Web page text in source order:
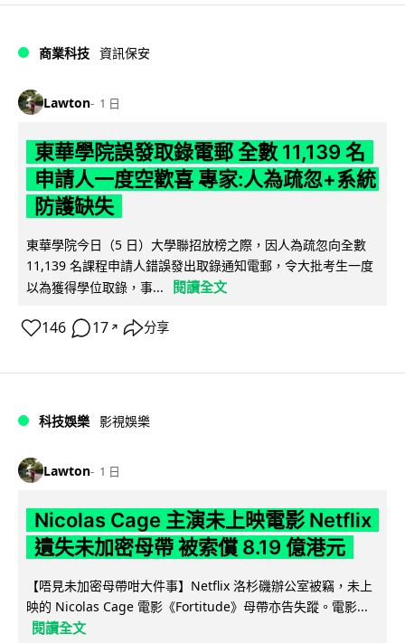
商業科技 資訊保安
Lawton 1 日
東華學院誤發取錄電郵 全數 11,139 名
申請人一度空歡喜 專家:人為疏忽+系統
防護缺失
東華學院今日（5 日）大學聯招放榜之際，因人為疏忽向全數
11,139 名課程申請人錯誤發出取錄通知電郵，令大批考生一度
以為獲得學位取錄，事...
閱讀全文
146 17 ↗ 分享
科技娛樂 影視娛樂
Lawton 1 日
Nicolas Cage 主演未上映電影 Netflix
遺失未加密母帶 被索償 8.19 億港元
【唔見未加密母帶咁大件事】Netflix 洛杉磯辦公室被竊，未上
映的 Nicolas Cage 電影《Fortitude》母帶亦告失蹤。電影...
閱讀全文